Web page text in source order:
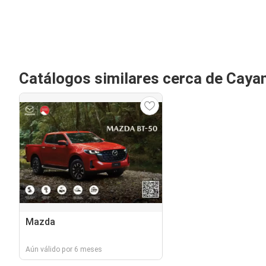
Catálogos similares cerca de
Mazda
Aún válido por 6 meses